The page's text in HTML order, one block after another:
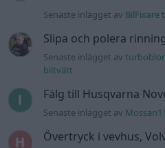
Senaste inlägget av BilFixare
Slipa och polera
Senaste inlägget av
biltvätt
Fälg till Husqvarna
Senaste inlägget av Mossan1
Övertryck i vevhus,